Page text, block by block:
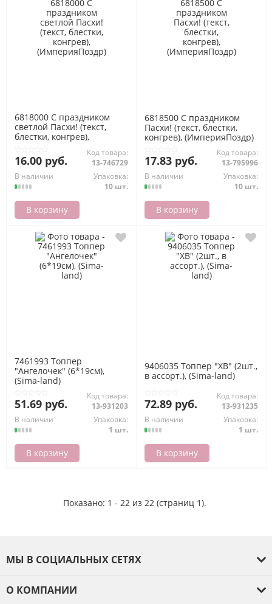
6818000 С праздником
светлой Пасхи! (текст,
блестки, конгрев),
16.00 руб.
Код товара:
13-746729
В наличии
Упаковка:
10 шт.
В корзину
6818500 С праздником
Пасхи! (текст, блестки,
конгрев), (ИмперияПоздр)
17.83 руб.
Код товара:
13-795996
В наличии
Упаковка:
10 шт.
В корзину
7461993 Топпер
"Ангелочек" (6*19см),
(Sima-land)
51.69 руб.
Код товара:
13-931203
В наличии
Упаковка:
1 шт.
В корзину
9406035 Топпер "ХВ" (2шт.,
в ассорт.), (Sima-land)
72.89 руб.
Код товара:
13-931235
В наличии
Упаковка:
1 шт.
В корзину
Показано: 1 - 22 из 22 (страниц 1).
МЫ В СОЦИАЛЬНЫХ СЕТЯХ
О КОМПАНИИ